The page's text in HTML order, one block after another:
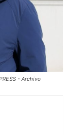
- Archivo